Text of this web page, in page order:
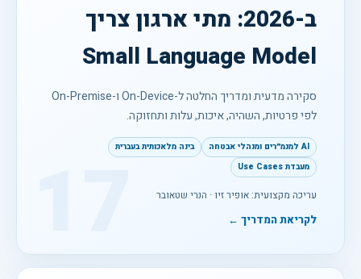
ב-2026: מתי ארגון צריך
Small Language Model
סקירה מדעית ומדריך החלטה ל-On-Device ו-On-Premise
לפי פרטיות, השהיה, איכות, עלות ותחזוקה.
AI למנמ״רים ומנהלי אבטחה
בינה מלאכותית בעברית
מעבדת Use Cases
עריכה מקצועית: אופיר זיו · הנרי שטאובר
לקריאת המדריך ←